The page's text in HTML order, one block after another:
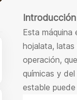
Esta máquina
hojalata,
operación,
químicas y
estable